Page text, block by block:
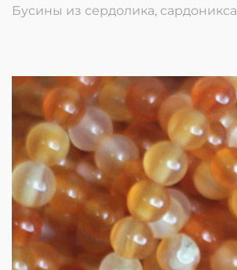
Бусины из сердолика, сардоникса